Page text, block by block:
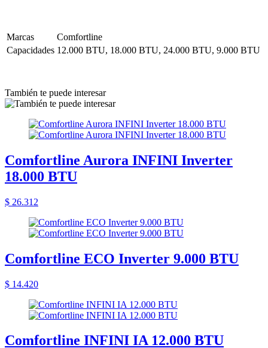
Marcas
Comfortline
Capacidades 12.000 BTU, 18.000 BTU, 24.000 BTU, 9.000 BTU
También te puede interesar
Comfortline Aurora INFINI Inverter
18.000 BTU
$ 26.312
Comfortline ECO Inverter 9.000 BTU
$ 14.420
Comfortline INFINI IA 12.000 BTU